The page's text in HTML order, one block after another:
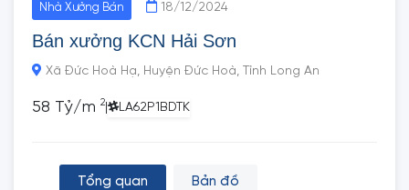
Nhà Xưởng Bán 18/12/2024
Bán xưởng KCN Hải Sơn
Xã Đức Hoà Hạ, Huyện Đức Hoà, Tỉnh Long An
58 Tỷ/m 2 LA62P1BDTK
Tổng quan Bản đồ